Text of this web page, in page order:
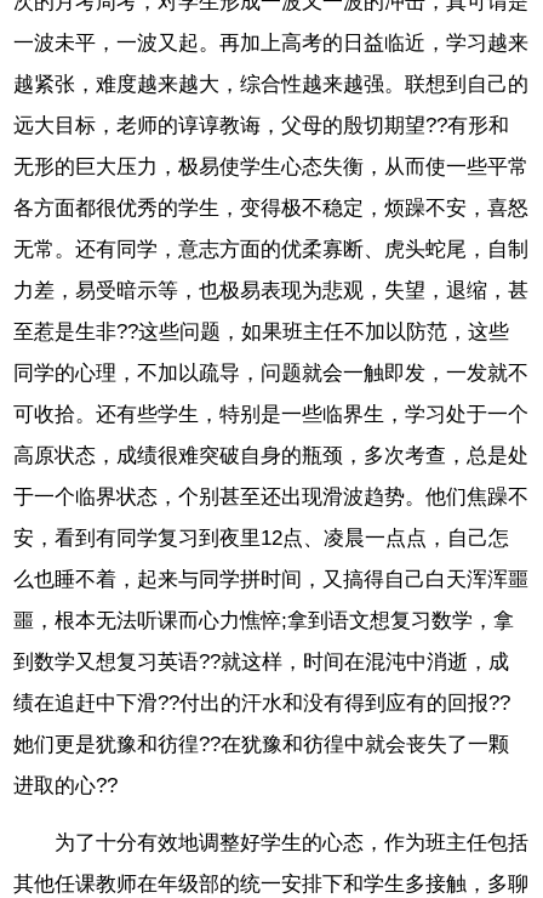
一波未平，一波又起。再加上高考的日益临近，学习越来
越紧张，难度越来越大，综合性越来越强。联想到自己的
远大目标，老师的谆谆教诲，父母的殷切期望??有形和
无形的巨大压力，极易使学生心态失衡，从而使一些平常
各方面都很优秀的学生，变得极不稳定，烦躁不安，喜怒
无常。还有同学，意志方面的优柔寡断、虎头蛇尾，自制
力差，易受暗示等，也极易表现为悲观，失望，退缩，甚
至惹是生非??这些问题，如果班主任不加以防范，这些
同学的心理，不加以疏导，问题就会一触即发，一发就不
可收拾。还有些学生，特别是一些临界生，学习处于一个
高原状态，成绩很难突破自身的瓶颈，多次考查，总是处
于一个临界状态，个别甚至还出现滑波趋势。他们焦躁不
安，看到有同学复习到夜里12点、凌晨一点点，自己怎
么也睡不着，起来与同学拼时间，又搞得自己白天浑浑噩
噩，根本无法听课而心力憔悴;拿到语文想复习数学，拿
到数学又想复习英语??就这样，时间在混沌中消逝，成
绩在追赶中下滑??付出的汗水和没有得到应有的回报??
她们更是犹豫和彷徨??在犹豫和彷徨中就会丧失了一颗
进取的心??
为了十分有效地调整好学生的心态，作为班主任包括
其他任课教师在年级部的统一安排下和学生多接触，多聊